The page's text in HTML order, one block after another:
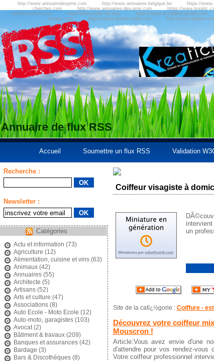
http://www.annuairedespme.com http://www.annuaires-belgique.be https://
cherchez.com
http://www.annuaires-des-pros.com https://
referencement.com
http://www.outils-ref.com https://www.actualites-du-net.com
kreatic.com
https://www.atelier-mode.com http://www.delaere-
Annuaire de flux RSS
Accueil Soumettre un flux RSS Validation
Recherche :
Newsletter :
Catégories
Actu et information (73)
Agriculture (12)
Alimentation, cuisine et vins(63)
Animaux(42)
Annuaires(55)
Architecte (5)
Artisans(52)
Arts et culture (47)
Associations(8)
Auto Ecole - Moto Ecole (12)
Auto-moto, garagistes(103)
Avocat(2)
Bâtiment & travaux(209)
Banques et assurances(42)
Bardage (3)
Bars & Discothèques(8)
Coiffeur visagiste à
un
Site de la catï¿½gorie : Coiffure -
Découvrez votre coiffeur
Mouscron !
Article:Vous avez envie d'une
d'attendre pour vos rendez-
Votre coiffeur professionnel